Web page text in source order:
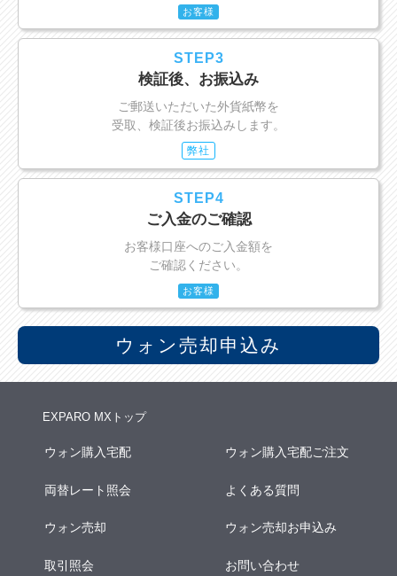
お客様
STEP3
検証後、お振込み
ご郵送いただいた外貨紙幣を
受取、検証後お振込みします。
弊社
STEP4
ご入金のご確認
お客様口座へのご入金額を
ご確認ください。
お客様
ウォン売却申込み
EXPARO MXトップ
ウォン購入宅配 ウォン購入宅配ご注文
両替レート照会 よくある質問
ウォン売却 ウォン売却お申込み
取引照会 お問い合わせ